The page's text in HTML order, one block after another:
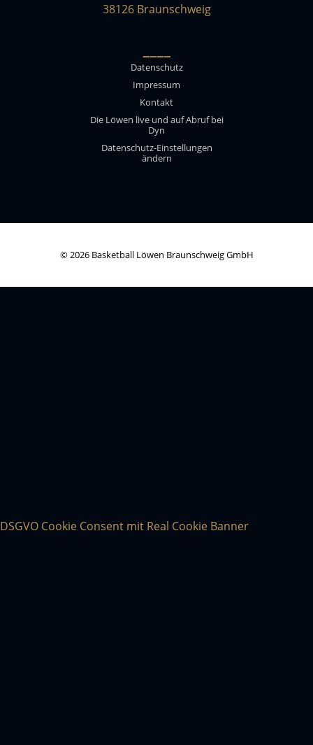
38126 Braunschweig
____
Datenschutz
Impressum
Kontakt
Die Löwen live und auf Abruf bei
Dyn
Datenschutz-Einstellungen
ändern
© 2026 Basketball Löwen Braunschweig GmbH
DSGVO Cookie Consent mit Real Cookie Banner